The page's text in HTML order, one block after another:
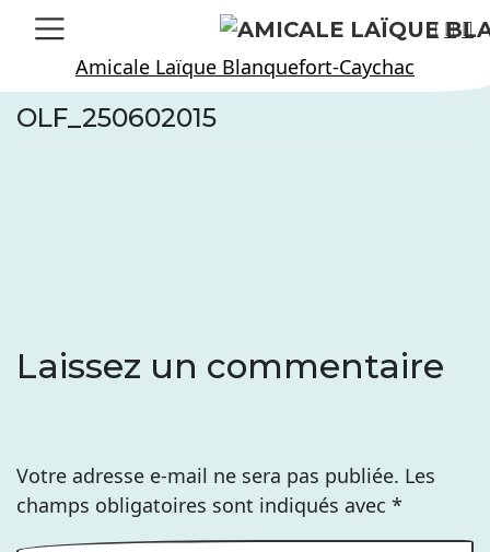
Skip
Amicale Laïque Blanquefort-Caychac
OLF_250602015
Laissez un commentaire
Votre adresse e-mail ne sera pas publiée. Les
champs obligatoires sont indiqués avec *